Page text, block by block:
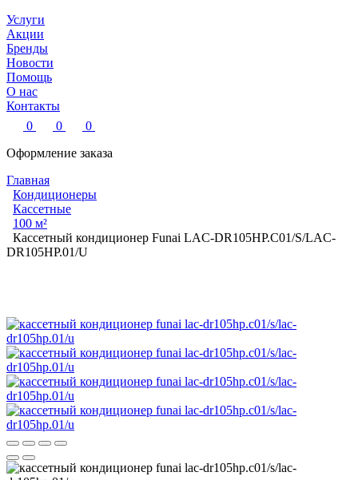
Услуги
Акции
Бренды
Новости
Помощь
О нас
Контакты
0
0
0
Оформление заказа
Главная
Кондиционеры
Кассетные
100 м²
Кассетный кондиционер Funai LAC-DR105HP.C01/S/LAC-
DR105HP.01/U